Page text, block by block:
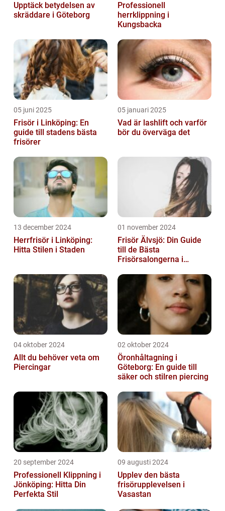
Upptäck betydelsen av
skräddare i Göteborg
Professionell
herrklippning i
Kungsbacka
05 juni 2025
Frisör i Linköping: En
guide till stadens bästa
frisörer
05 januari 2025
Vad är lashlift och varför
bör du överväga det
13 december 2024
Herrfrisör i Linköping:
Hitta Stilen i Staden
01 november 2024
Frisör Älvsjö: Din Guide
till de Bästa
Frisörsalongerna i
04 oktober 2024
Allt du behöver veta om
Piercingar
02 oktober 2024
Öronhåltagning i
Göteborg: En guide till
säker och stilren piercing
20 september 2024
Professionell Klippning i
Jönköping: Hitta Din
Perfekta Stil
09 augusti 2024
Upplev den bästa
frisörupplevelsen i
Vasastan